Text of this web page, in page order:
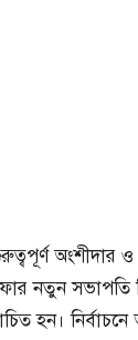
অংশীদার
নতুন
হন।